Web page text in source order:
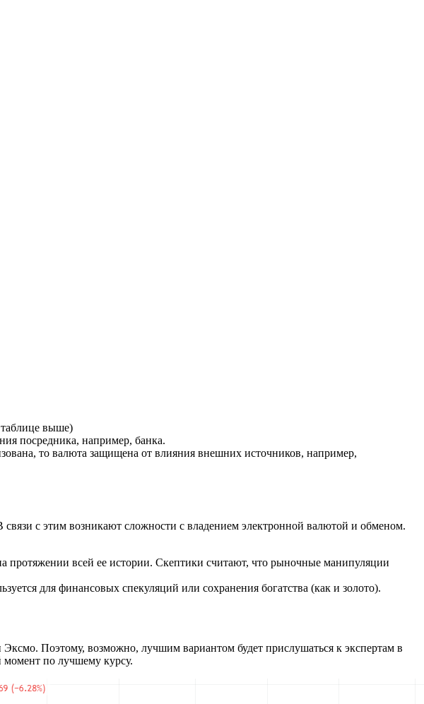
выше)
посредника, например, банка.
то валюта защищена от влияния внешних источников, например,
с этим возникают сложности с владением электронной валютой и обменом.
всей ее истории. Скептики считают, что рыночные манипуляции
для финансовых спекуляций или сохранения богатства (как и золото).
Поэтому, возможно, лучшим вариантом будет прислушаться к экспертам в
по лучшему курсу.